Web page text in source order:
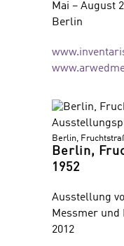
Mai – August
Berlin
Berlin,
Berlin,
1952
Ausstellung
Messmer und
2012